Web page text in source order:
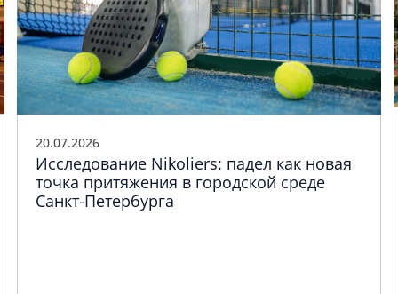
20.07.2026
Исследование Nikoliers: падел как новая
точка притяжения в городской среде
Санкт-Петербурга